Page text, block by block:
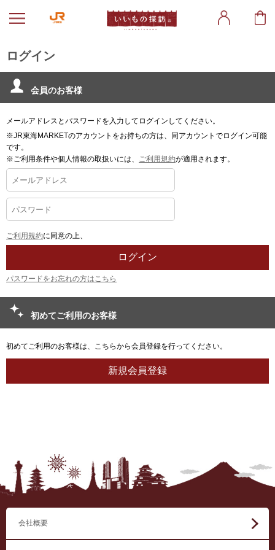
ログイン
会員のお客様
メールアドレスとパスワードを入力してログインしてください。
※JR東海MARKETのアカウントをお持ちの方は、同アカウントでログイン可能
です。
※ご利用条件や個人情報の取扱いには、 ご利用規約が適用されます。
ご利用規約に同意の上、
パスワードをお忘れの方はこちら
初めてご利用のお客様
初めてご利用のお客様は、こちらから会員登録を行ってください。
会社概要